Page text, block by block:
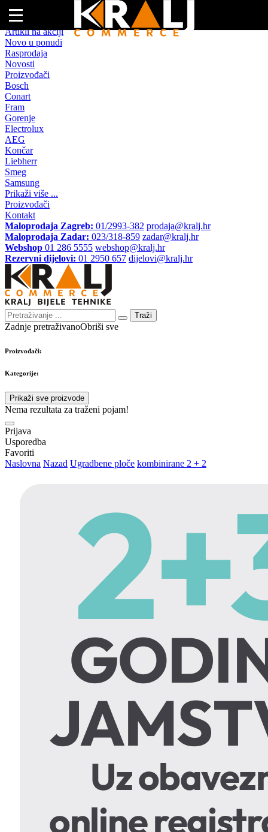
Naslovna
Artikli na akciji
Novo u ponudi
Rasprodaja
Novosti
Proizvođači
Bosch
Conart
Fram
Gorenje
Electrolux
AEG
Končar
Liebherr
Smeg
Samsung
Prikaži više ...
Proizvođači
Kontakt
Maloprodaja Zagreb: 01/2993-382 prodaja@kralj.hr
Maloprodaja Zadar: 023/318-859 zadar@kralj.hr
Webshop 01 286 5555 webshop@kralj.hr
Rezervni dijelovi: 01 2950 657 dijelovi@kralj.hr
Traži
Zadnje pretraživanoObriši sve
Proizvođači:
Kategorije:
Prikaži sve proizvode
Nema rezultata za traženi pojam!
Prijava
Usporedba
Favoriti
Naslovna Nazad Ugradbene ploče kombinirane 2 + 2